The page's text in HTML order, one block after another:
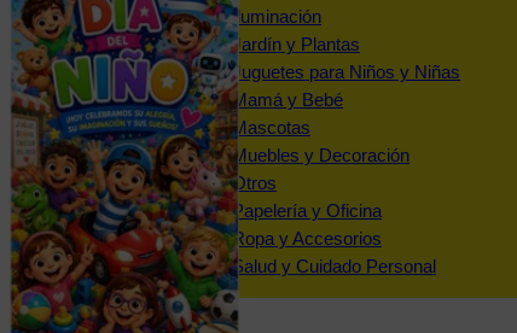
Iluminación
Jardín y Plantas
Juguetes para Niños y Niñas
Mamá y Bebé
Mascotas
Muebles y Decoración
Otros
Papelería y Oficina
Ropa y Accesorios
Salud y Cuidado Personal